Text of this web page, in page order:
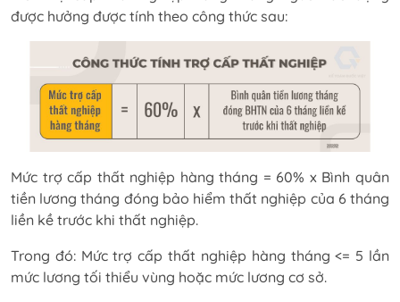
được hưởng được tính theo công thức sau:
Mức trợ cấp thất nghiệp hàng tháng = 60% x Bình quân
tiền lương tháng đóng bảo hiểm thất nghiệp của 6 tháng
liền kề trước khi thất nghiệp.
Trong đó: Mức trợ cấp thất nghiệp hàng tháng <= 5 lần
mức lương tối thiểu vùng hoặc mức lương cơ sở.